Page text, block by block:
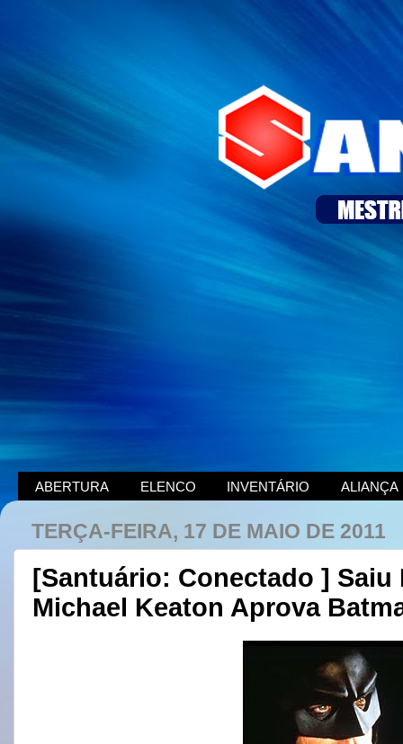
ABERTURA ELENCO INVENTÁRIO ALIANÇA
TERÇA-FEIRA, 17 DE MAIO DE 2011
[Santuário: Conectado ] Saiu
Michael Keaton Aprova